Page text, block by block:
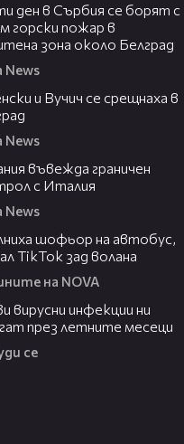
ден в Сърбия се борят с
горски пожар в
зона около Белград
News
и Вучич се срещнаха в
News
въвежда граничен
с Италия
News
шофьор на автобус,
TikTok зад волана
на NOVA
вирусни инфекции ни
през летните месеци
се